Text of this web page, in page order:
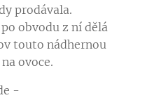
prodávala.
obvodu z ní dělá
touto nádhernou
ovoce.
-